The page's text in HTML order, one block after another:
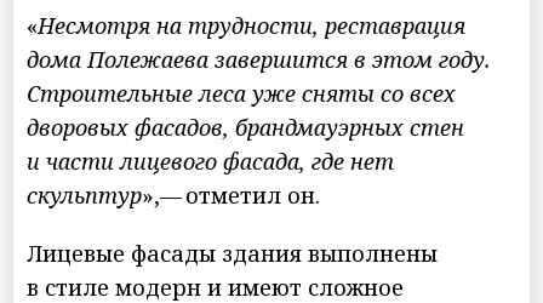
«Несмотря на трудности, реставрация
дома Полежаева завершится в этом году.
Строительные леса уже сняты со всех
дворовых фасадов, брандмауэрных стен
и части лицевого фасада, где нет
скульптур»,— отметил он.
Лицевые фасады здания выполнены
в стиле модерн и имеют сложное